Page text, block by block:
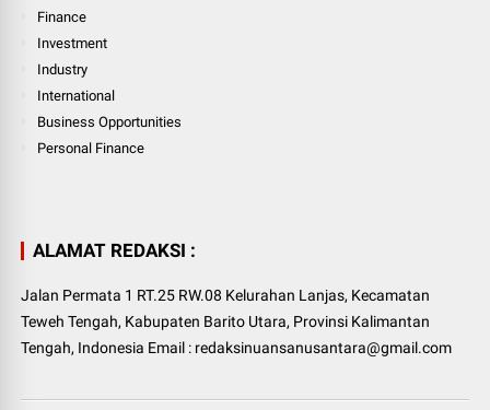
Finance
Investment
Industry
International
Business Opportunities
Personal Finance
ALAMAT REDAKSI :
Jalan Permata 1 RT.25 RW.08 Kelurahan Lanjas, Kecamatan
Teweh Tengah, Kabupaten Barito Utara, Provinsi Kalimantan
Tengah, Indonesia Email : redaksinuansanusantara@gmail.com